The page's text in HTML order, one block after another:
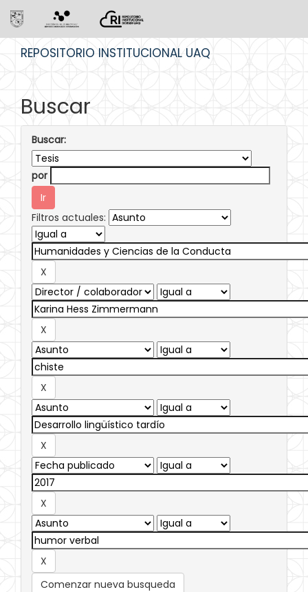
REPOSITORIO INSTITUCIONAL UAQ
Buscar
Buscar:
por
Filtros actuales:
Comenzar nueva busqueda